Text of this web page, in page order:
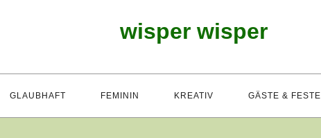
wisper wisper
GLAUBHAFT FEMININ KREATIV GÄSTE & FESTE